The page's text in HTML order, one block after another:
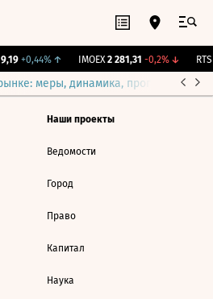
+0,44%↑ IMOEX 2 281,31 -0,2%↓ RTSI
меры, динамика, прогнозы
Наши проекты
Ведомости
Город
Право
Капитал
Наука